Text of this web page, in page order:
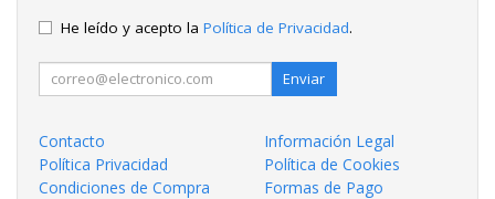
He leído y acepto la Política de Privacidad.
Enviar
Contacto
Información Legal
Política Privacidad
Política de Cookies
Condiciones de Compra
Formas de Pago